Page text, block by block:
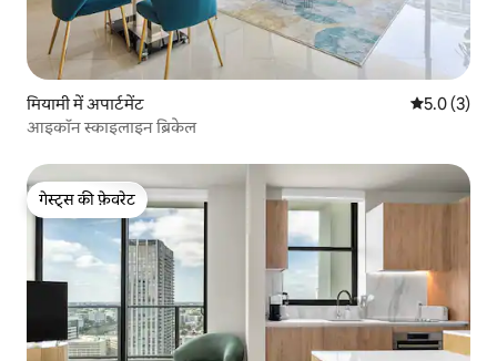
मियामी में अपार्टमेंट औसत रेटिंग 5
5.0 (3)
आइकॉन स्काइलाइन ब्रिकेल
गेस्ट्स की फ़ेवरेट
गेस्ट्स की फ़ेवरेट